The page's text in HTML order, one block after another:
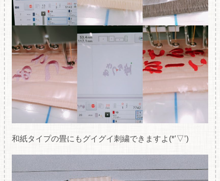
和紙タイプの畳にもグイグイ刺繍できますよ(*’▽’)